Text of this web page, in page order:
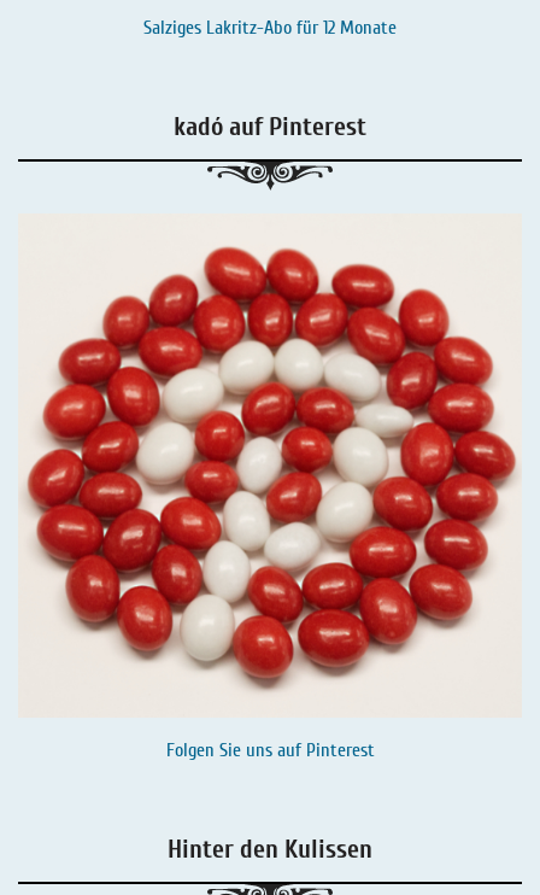
Salziges Lakritz-Abo für 12 Monate
kadó auf Pinterest
Folgen Sie uns auf Pinterest
Hinter den Kulissen